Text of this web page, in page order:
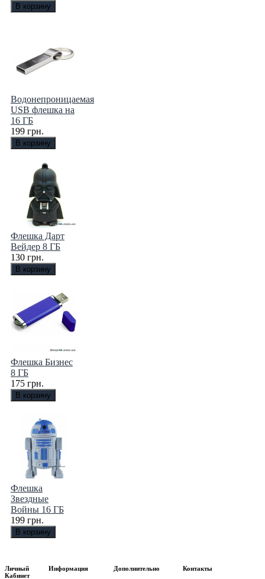
Водонепроницаемая
USB флешка на
16 ГБ
199 грн.
Флешка Дарт
Вейдер 8 ГБ
130 грн.
Флешка Бизнес
8 ГБ
175 грн.
Флешка
Звездные
Войны 16 ГБ
199 грн.
Личный
Кабинет
Информация Дополнительно Контакты